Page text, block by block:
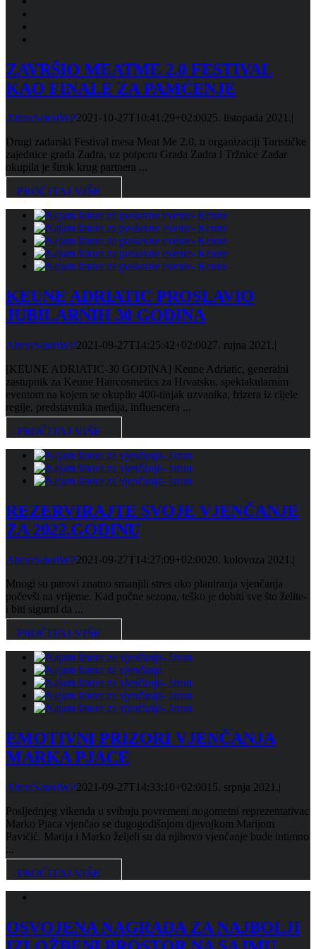
ZAVRŠIO MEATME 2.0 FESTIVAL
KAO FINALE ZA PAMĆENJE
AlteraSatoriWP2021-10-27T10:41:29+02:0025. listopada 2021.|
Drugi zadarski Festival mesa Meat Me 2.0, u organizaciji Turističke
zajednice grada Zadra, uz potporu Grada Zadra i Tržnice Zadar
okupila je širok krug partnera ...
PROČITAJ VIŠE
KEUNE ADRIATIC PROSLAVIO
JUBILARNIH 30 GODINA
AlteraSatoriWP2021-09-27T14:25:42+02:0027. rujna 2021.|
[KEUNE ADRIATIC-30 GODINA] Keune Adriatic, generalni
zastupnik za Keune Haircosmetics za Hrvatsku, spektakularnim
eventom na kojem se okupilo 400-tinjak uzvanika, frizera iz cijele
regije, predstavnika medija, influencera ...
PROČITAJ VIŠE
REZERVIRAJTE SVOJE VJENČANJE
ZA 2022.GODINU
AlteraSatoriWP2021-09-27T14:27:09+02:0020. kolovoza 2021.|
Mnogi su parovi znatno smanjili stres oko planiranja vjenčanja
počevši na vrijeme. Kad počne sezona, teško je dobiti sve što želite-
i biti sigurni da ...
PROČITAJ VIŠE
EMOTIVNI PRIZORI VJENČANJA
MARKA PJACE
AlteraSatoriWP2021-09-27T14:33:10+02:00 15. srpnja 2021.|
Posljednjeg vikenda u svibnju povremeni nogometni reprezentativac
Marko Pjaca vjenčao se dugogodišnjom djevojkom Marijom
Pavičić. Marija i Marko željeli su da njihovo vjenčanje bude intimno
...
PROČITAJ VIŠE
OSVOJENA NAGRADA ZA NAJBOLJI